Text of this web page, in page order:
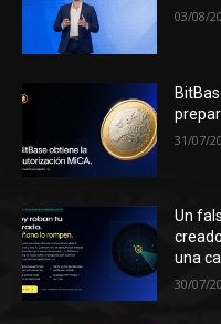
03/08/
31/07/
Un
una
30/07/